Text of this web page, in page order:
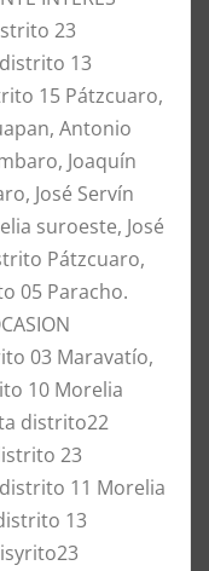
23
13
15 Pátzcuaro,
Antonio
Joaquín
José Servín
suroeste, José
Pátzcuaro,
05 Paracho.
03 Maravatío,
10 Morelia
distrito22
23
11 Morelia
13